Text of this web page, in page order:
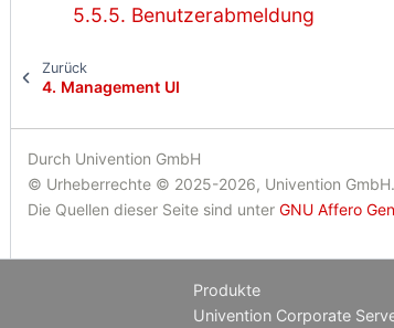
5.5.5. Benutzerabmeldung
Zurück
4. Management UI
Durch Univention GmbH
© Urheberrechte © 2025-2026, Univention GmbH.
Die Quellen dieser Seite sind unter GNU Affero
Produkte
Univention Corporate